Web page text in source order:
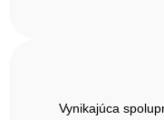
Vynikajúca